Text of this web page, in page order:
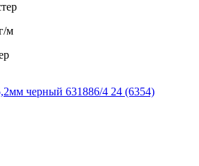
м
черный 631886/4 24 (6354)